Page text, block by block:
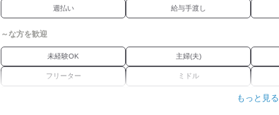
■webで面接予約可
週払い 給与手渡し
～な方を歓迎
未経験OK 主婦(夫)
フリーター ミドル
もっと見る